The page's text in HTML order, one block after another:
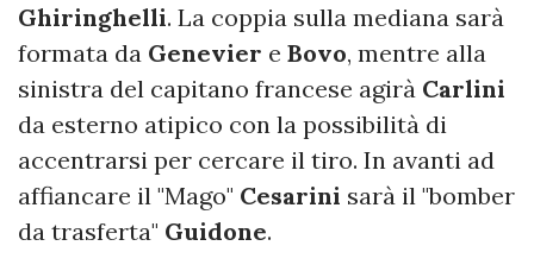
Ghiringhelli. La coppia sulla mediana sarà
formata da Genevier e Bovo, mentre alla
sinistra del capitano francese agirà Carlini
da esterno atipico con la possibilità di
accentrarsi per cercare il tiro. In avanti ad
affiancare il "Mago" Cesarini sarà il "bomber
da trasferta" Guidone.